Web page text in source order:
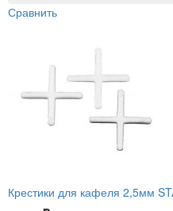
Сравнить
Крестики для кафеля 2,5мм